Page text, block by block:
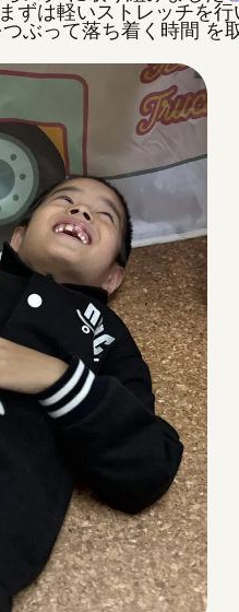
ずは軽いストレッチを
ぶって落ち着く時間